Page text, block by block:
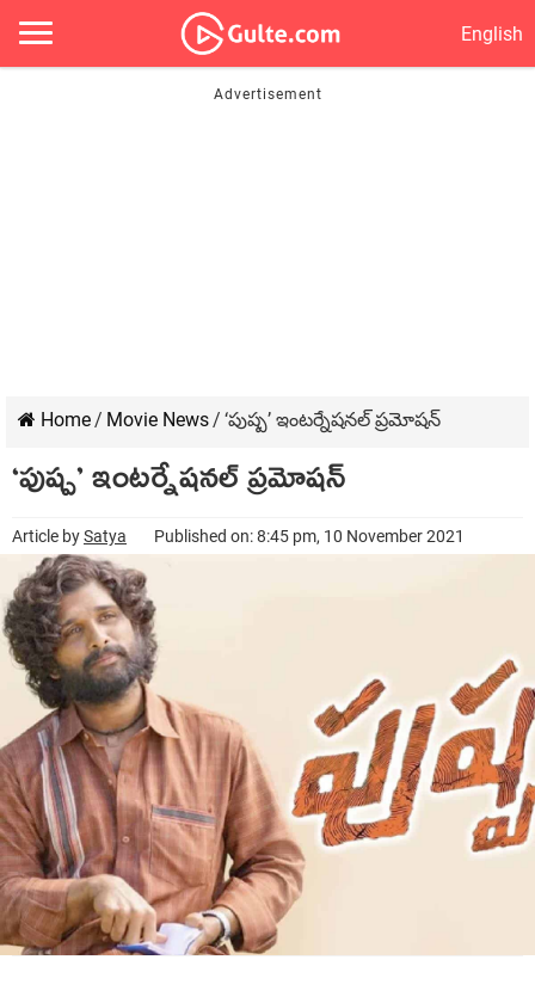
English
Home/ Movie News/ ‘పుష్ప’ ఇంటర్నేషనల్ ప్రమోషన్
‘పుష్ప’ ఇంటర్నేషనల్ ప్రమోషన్
Article bySatya Published on: 8:45 pm, 10 November 2021